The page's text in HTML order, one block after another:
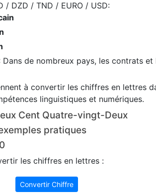
/ DZD / TND / EURO / USD:
de nombreux pays, les contrats
à convertir les chiffres en lettres
linguistiques et numériques.
Cent Quatre-vingt-Deux
pratiques
les chiffres en lettres :
Convertir Chiffre